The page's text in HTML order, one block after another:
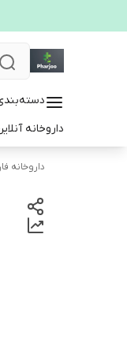
داروخانه
داروخانه